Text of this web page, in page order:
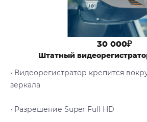
30 000₽
Штатный
• Видеорегистратор крепится
зеркала
• Разрешение Super Full HD